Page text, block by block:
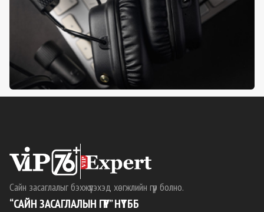
Сайн засаглалыг бэхжүүлэхэд хөгжлийн гүүр болно.
“САЙН ЗАСАГЛАЛЫН ГҮҮР” НҮТББ